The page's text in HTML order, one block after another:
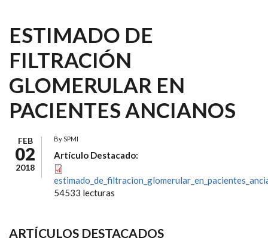
ESTIMADO DE
FILTRACIÓN
GLOMERULAR EN
PACIENTES ANCIANOS
FEB
02
2018
BySPMI
Artículo Destacado:
54533 lecturas
ARTÍCULOS DESTACADOS